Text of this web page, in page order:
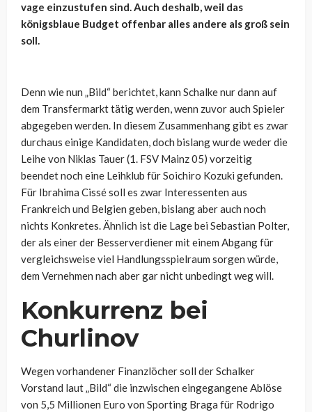
vage einzustufen sind. Auch deshalb, weil das
königsblaue Budget offenbar alles andere als groß sein
soll.
Denn wie nun „Bild“ berichtet, kann Schalke nur dann auf
dem Transfermarkt tätig werden, wenn zuvor auch Spieler
abgegeben werden. In diesem Zusammenhang gibt es zwar
durchaus einige Kandidaten, doch bislang wurde weder die
Leihe von Niklas Tauer (1. FSV Mainz 05) vorzeitig
beendet noch eine Leihklub für Soichiro Kozuki gefunden.
Für Ibrahima Cissé soll es zwar Interessenten aus
Frankreich und Belgien geben, bislang aber auch noch
nichts Konkretes. Ähnlich ist die Lage bei Sebastian Polter,
der als einer der Besserverdiener mit einem Abgang für
vergleichsweise viel Handlungsspielraum sorgen würde,
dem Vernehmen nach aber gar nicht unbedingt weg will.
Konkurrenz bei
Churlinov
Wegen vorhandener Finanzlöcher soll der Schalker
Vorstand laut „Bild“ die inzwischen eingegangene Ablöse
von 5,5 Millionen Euro von Sporting Braga für Rodrigo